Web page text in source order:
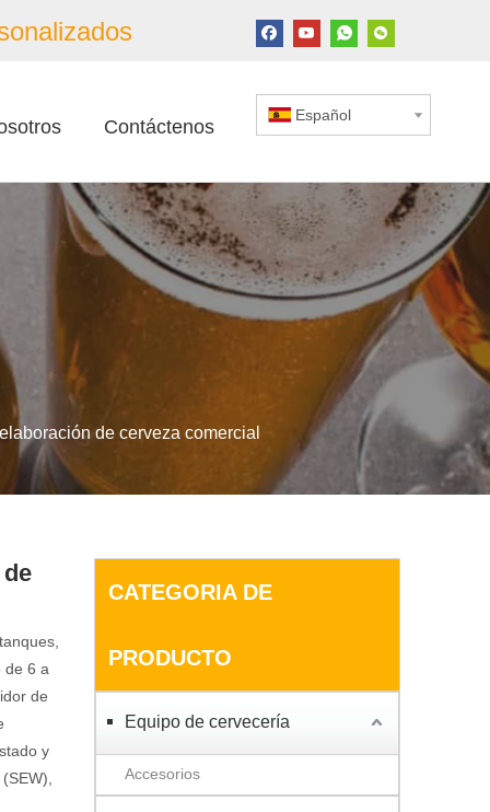
Contáctenos
Español
de cerveza comercial
de 6 a
de
y
CATEGORIA DE
PRODUCTO
Equipo de cervecería
Accesorios